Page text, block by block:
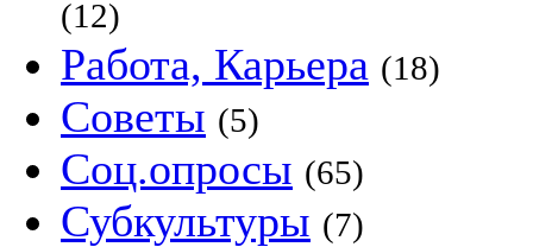
(12)
Работа, Карьера (18)
Советы (5)
Соц.опросы (65)
Субкультуры (7)